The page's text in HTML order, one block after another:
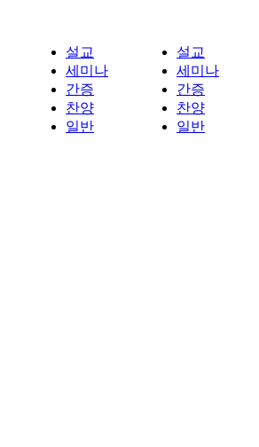
설교
세미나
간증
찬양
일반
설교
세미나
간증
찬양
일반